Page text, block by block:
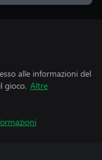
alle informazioni del
gioco. Altre